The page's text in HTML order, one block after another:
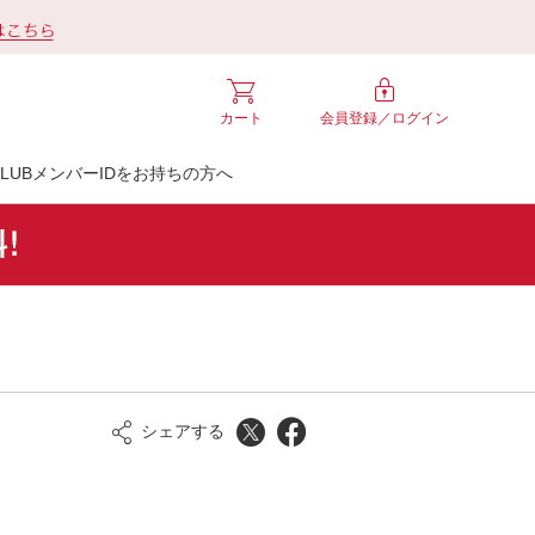
会員登録／ ログイン
カート
メンバーIDをお持ちの方へ
シェアする